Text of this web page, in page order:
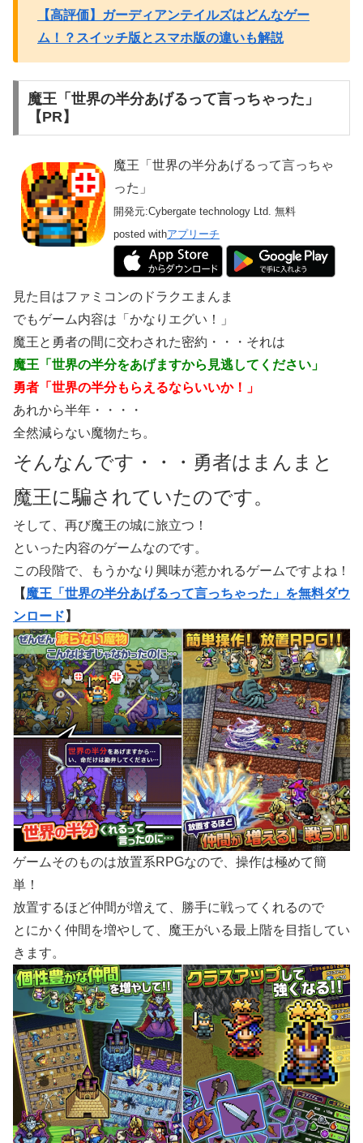
【高評価】ガーディアンテイルズはどんなゲー
ム！？スイッチ版とスマホ版の違いも解説
魔王「世界の半分あげるって言っちゃった」
【PR】
魔王「世界の半分あげるって言っちゃ
った」
開発元:Cybergate technology Ltd. 無料
posted withアプリーチ
見た目はファミコンのドラクエまんま
でもゲーム内容は「かなりエグい！」
魔王と勇者の間に交わされた密約・・・それは
魔王「世界の半分をあげますから見逃してください」
勇者「世界の半分もらえるならいいか！」
あれから半年・・・・
全然減らない魔物たち。
そんなんです・・・勇者はまんまと
魔王に騙されていたのです。
そして、再び魔王の城に旅立つ！
といった内容のゲームなのです。
この段階で、もうかなり興味が惹かれるゲームですよね！
【魔王「世界の半分あげるって言っちゃった」を無料ダウ
ンロード 】
ゲームそのものは放置系RPGなので、操作は極めて簡
単！
放置するほど仲間が増えて、勝手に戦ってくれるので
とにかく仲間を増やして、魔王がいる最上階を目指してい
きます。